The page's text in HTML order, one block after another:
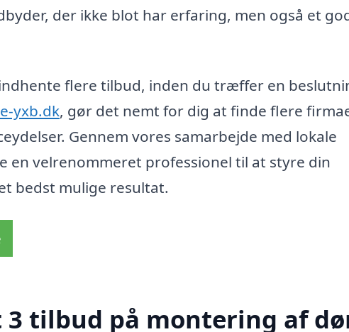
der ikke blot har erfaring, men også et
flere tilbud, inden du træffer en
yxb.dk, gør det nemt for dig at finde flere
Gennem vores samarbejde med lokale
en velrenommeret professionel til at styre din
bedst mulige resultat.
tilbud på montering af